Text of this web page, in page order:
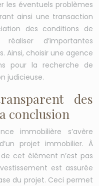
les éventuels problèmes
ainsi une transaction
des conditions de
d’importantes
Ainsi, choisir une agence
pour la recherche de
judicieuse.
des
conclusion
immobilière s’avère
projet immobilier. À
cet élément n’est pas
est assurée
du projet. Ceci permet